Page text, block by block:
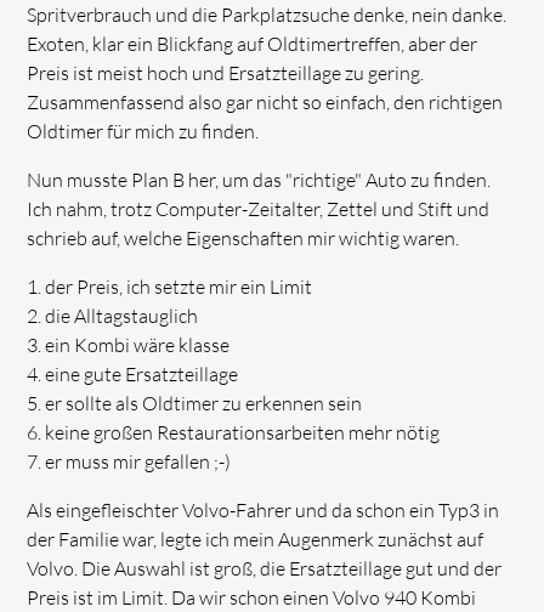
Spritverbrauch und die Parkplatzsuche denke, nein danke.
Exoten, klar ein Blickfang auf Oldtimertreffen, aber der
Preis ist meist hoch und Ersatzteillage zu gering.
Zusammenfassend also gar nicht so einfach, den richtigen
Oldtimer für mich zu finden.
Nun musste Plan B her, um das "richtige" Auto zu finden.
Ich nahm, trotz Computer-Zeitalter, Zettel und Stift und
schrieb auf, welche Eigenschaften mir wichtig waren.
der Preis, ich setzte mir ein Limit
die Alltagstauglich
ein Kombi wäre klasse
eine gute Ersatzteillage
er sollte als Oldtimer zu erkennen sein
keine großen Restaurationsarbeiten mehr nötig
er muss mir gefallen ;-)
Als eingefleischter Volvo-Fahrer und da schon ein Typ3 in
der Familie war, legte ich mein Augenmerk zunächst auf
Volvo. Die Auswahl ist groß, die Ersatzteillage gut und der
Preis ist im Limit. Da wir schon einen Volvo 940 Kombi